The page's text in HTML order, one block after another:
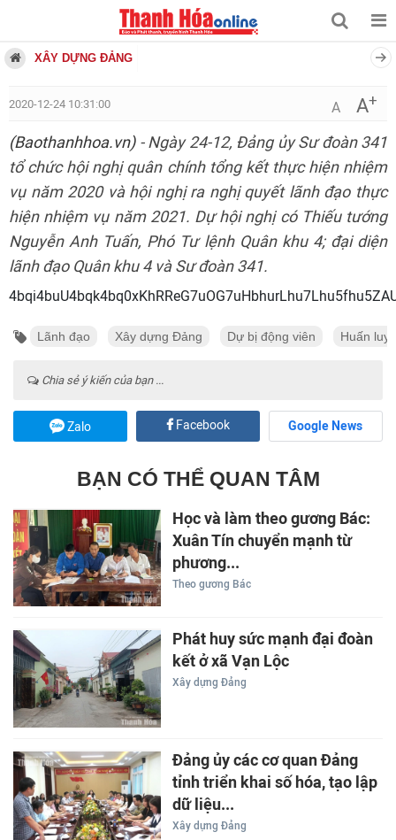
XÂY DỰNG ĐẢNG
2020-12-24 10:31:00 A A+
(Baothanhhoa.vn)- Ngày 24-12, Đảng ủy Sư đoàn 341
tổ chức hội nghị quân chính tổng kết thực hiện nhiệm
vụ năm 2020 và hội nghị ra nghị quyết lãnh đạo thực
hiện nhiệm vụ năm 2021. Dự hội nghị có Thiếu tướng
Nguyễn Anh Tuấn, Phó Tư lệnh Quân khu 4; đại diện
lãnh đạo Quân khu 4 và Sư đoàn 341.
Lãnh đạo Xây dựng Đảng Dự bị động viên Huấn
Chia sẻ ý kiến của bạn ...
Zalo Facebook Google News
BẠN CÓ THỂ QUAN TÂM
Học và làm theo gương Bác:
Xuân Tín chuyển mạnh từ
phương...
Theo gương Bác
Phát huy sức mạnh đại đoàn
kết ở xã Vạn Lộc
Xây dựng Đảng
Đảng ủy các cơ quan Đảng
tỉnh triển khai số hóa, tạo lập
dữ liệu...
Xây dựng Đảng